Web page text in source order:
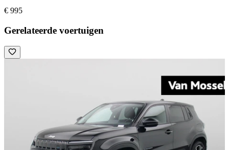
€ 995
Gerelateerde voertuigen